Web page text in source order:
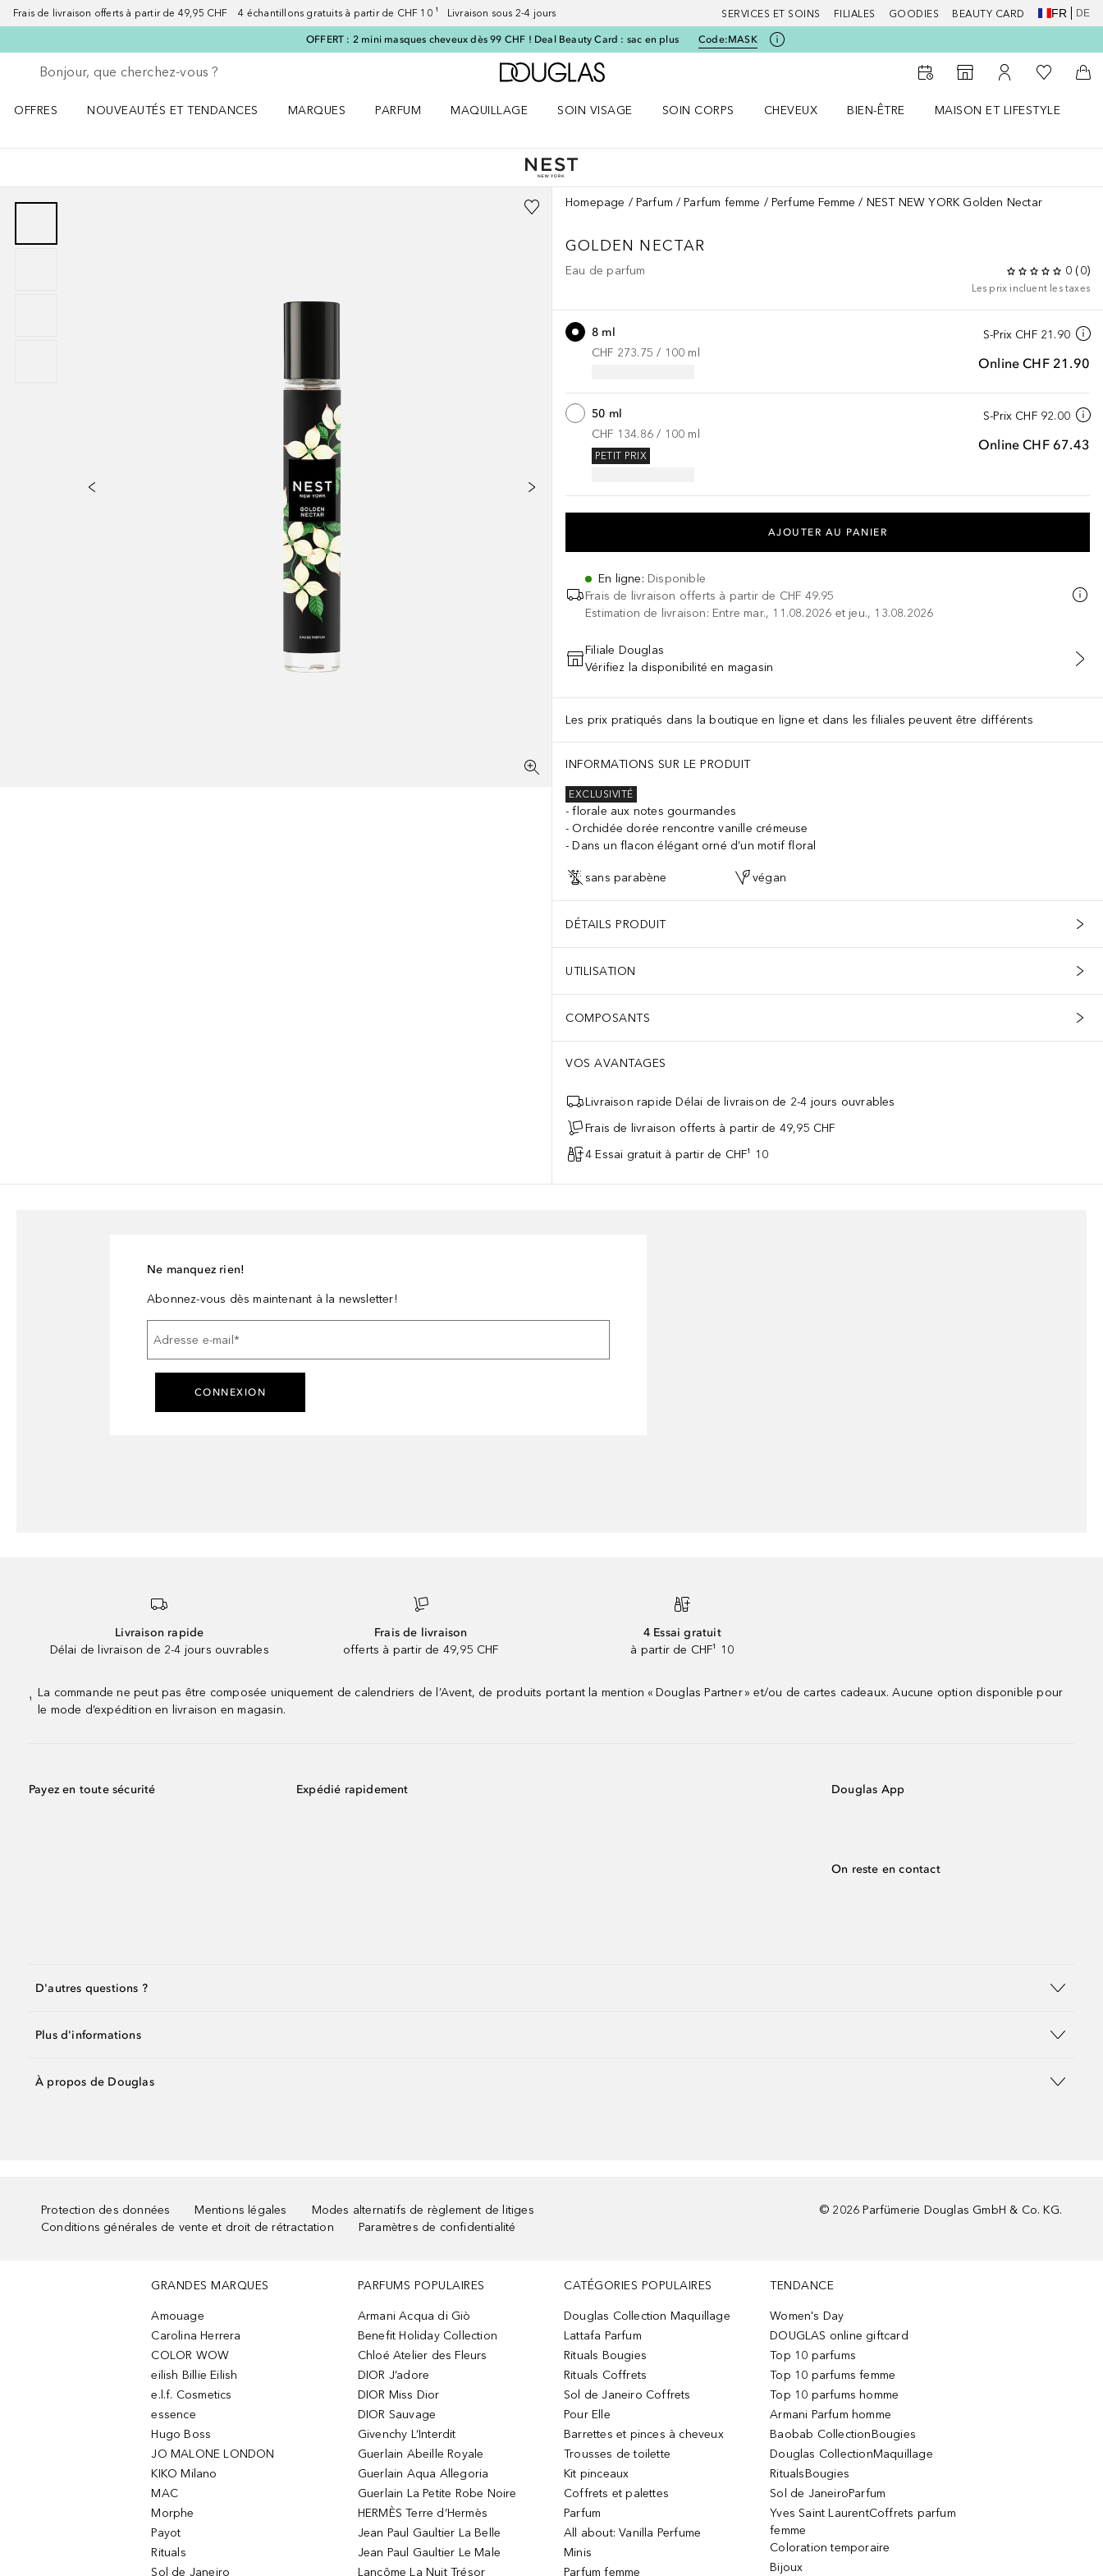
Frais de livraison offerts à partir de 49,95 CHF 4 échantillons gratuits à partir de CHF 10 ¹ Livraison sous 2-4 jours SERVICES ET SOINS FILIALES GOODIES BEAUTY CARD FR DE
OFFERT : 2 mini masques cheveux dès 99 CHF ! Deal Beauty Card : sac en plus Code:MASK
Retourner
Exécuter la recherche
Vers l'accueil Douglas
Vers le Storefinder
Vers Mon Compte
Vers Ma
OFFRES
NOUVEAUTÉS ET TENDANCES
MARQUES
PARFUM
MAQUILLAGE
SOIN VISAGE
SOIN CORPS
CHEVEUX
BIEN-ÊTRE
MAISON ET LIFESTYLE
Homepage Parfum Parfum femme Perfume Femme NEST NEW YORK Golden Nectar
GOLDEN NECTAR
Eau de parfum 0 (0)
Les prix incluent les taxes
S-Prix CHF 21.90
Online CHF 21.90
8 ml
CHF 273.75 / 100 ml
S-Prix CHF 92.00
Online CHF 67.43
50 ml
CHF 134.86 / 100 ml
PETIT PRIX
AJOUTER AU PANIER
En ligne: Disponible
Frais de livraison offerts à partir de CHF 49.95
Estimation de livraison: Entre mar., 11.08.2026 et jeu., 13.08.2026
Filiale Douglas
Vérifiez la disponibilité en magasin
Les prix pratiqués dans la boutique en ligne et dans les filiales peuvent être différents
INFORMATIONS SUR LE PRODUIT
EXCLUSIVITÉ
florale aux notes gourmandes
Orchidée dorée rencontre vanille crémeuse
Dans un flacon élégant orné d’un motif floral
sans parabène végan
DÉTAILS PRODUIT
UTILISATION
COMPOSANTS
VOS AVANTAGES
Livraison rapide Délai de livraison de 2-4 jours ouvrables
Frais de livraison offerts à partir de 49,95 CHF
4 Essai gratuit à partir de CHF¹ 10
Ne manquez rien!
Abonnez-vous dès maintenant à la newsletter!
Adresse e-mail *
CONNEXION
Livraison rapide
Délai de livraison de 2-4 jours ouvrables
Frais de livraison
offerts à partir de 49,95 CHF
4 Essai gratuit
à partir de CHF¹ 10
¹
La commande ne peut pas être composée uniquement de calendriers de l’Avent, de produits portant la mention « Douglas Partner » et/ou de cartes cadeaux. Aucune option disponible pour
le mode d’expédition en livraison en magasin.
Payez en toute sécurité Expédié rapidement Douglas App
On reste en contact
D'autres questions ?
Plus d'informations
À propos de Douglas
Protection des données Mentions légales
Modes alternatifs de règlement de litiges
Conditions générales de vente et droit de rétractation
Paramètres de confidentialité
© 2026 Parfümerie Douglas GmbH & Co. KG.
GRANDES MARQUES
Amouage
Carolina Herrera
COLOR WOW
eilish Billie Eilish
e.l.f. Cosmetics
essence
Hugo Boss
JO MALONE LONDON
KIKO Milano
MAC
Morphe
Payot
Rituals
Sol de Janeiro
PARFUMS POPULAIRES
Armani Acqua di Giò
Benefit Holiday Collection
Chloé Atelier des Fleurs
DIOR J’adore
DIOR Miss Dior
DIOR Sauvage
Givenchy L’Interdit
Guerlain Abeille Royale
Guerlain Aqua Allegoria
Guerlain La Petite Robe Noire
HERMÈS Terre d’Hermès
Jean Paul Gaultier La Belle
Jean Paul Gaultier Le Male
Lancôme La Nuit Trésor
CATÉGORIES POPULAIRES
Douglas Collection Maquillage
Lattafa Parfum
Rituals Bougies
Rituals Coffrets
Sol de Janeiro Coffrets
Pour Elle
Barrettes et pinces à cheveux
Trousses de toilette
Kit pinceaux
Coffrets et palettes
Parfum
All about: Vanilla Perfume
Minis
Parfum femme
TENDANCE
Women's Day
DOUGLAS online giftcard
Top 10 parfums
Top 10 parfums femme
Top 10 parfums homme
Armani Parfum homme
Baobab CollectionBougies
Douglas CollectionMaquillage
RitualsBougies
Sol de JaneiroParfum
Yves Saint LaurentCoffrets parfum
femme
Coloration temporaire
Bijoux